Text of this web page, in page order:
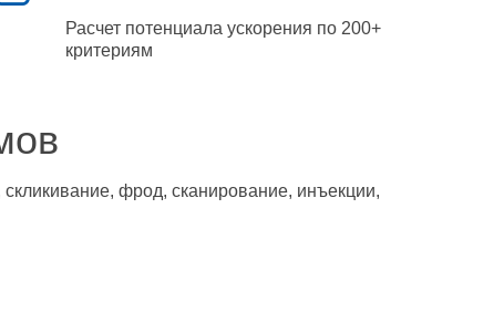
Расчет потенциала ускорения по 200+
критериям
фрод, сканирование, инъекции,